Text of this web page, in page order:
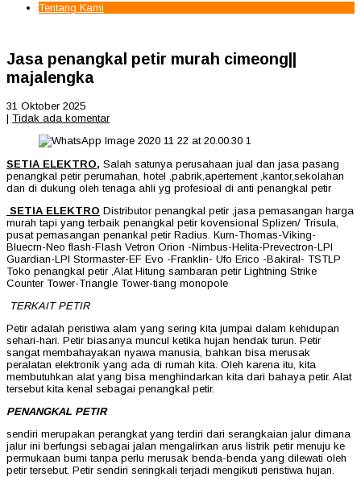
Tentang Kami
Jasa penangkal petir murah cimeong||
majalengka
31 Oktober 2025
| Tidak ada komentar
SETIA ELEKTRO, Salah satunya perusahaan jual dan jasa pasang
penangkal petir perumahan, hotel ,pabrik,apertement ,kantor,sekolahan
dan di dukung oleh tenaga ahli yg profesioal di anti penangkal petir
SETIA ELEKTRO Distributor penangkal petir ,jasa pemasangan harga
murah tapi yang terbaik penangkal petir kovensional Splizen/ Trisula,
pusat pemasangan penankal petir Radius. Kurn-Thomas-Viking-
Bluecrn-Neo flash-Flash Vetron Orion -Nimbus-Helita-Prevectron-LPI
Guardian-LPI Stormaster-EF Evo -Franklin- Ufo Erico -Bakiral- TSTLP
Toko penangkal petir ,Alat Hitung sambaran petir Lightning Strike
Counter Tower-Triangle Tower-tiang monopole
TERKAIT PETIR
Petir adalah peristiwa alam yang sering kita jumpai dalam kehidupan
sehari-hari. Petir biasanya muncul ketika hujan hendak turun. Petir
sangat membahayakan nyawa manusia, bahkan bisa merusak
peralatan elektronik yang ada di rumah kita. Oleh karena itu, kita
membutuhkan alat yang bisa menghindarkan kita dari bahaya petir. Alat
tersebut kita kenal sebagai penangkal petir.
PENANGKAL PETIR
sendiri merupakan perangkat yang terdiri dari serangkaian jalur dimana
jalur ini berfungsi sebagai jalan mengalirkan arus listrik petir menuju ke
permukaan bumi tanpa perlu merusak benda-benda yang dilewati oleh
petir tersebut. Petir sendiri seringkali terjadi mengikuti peristiwa hujan.